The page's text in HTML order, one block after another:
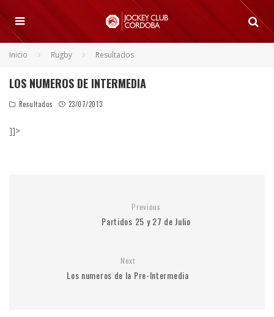
Inicio Rugby Resultados
LOS NUMEROS DE INTERMEDIA
Resultados 23/07/2013
]]>
Previous
Partidos 25 y 27 de Julio
Next
Los numeros de la Pre-Intermedia